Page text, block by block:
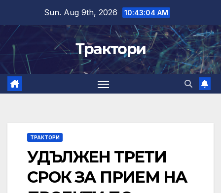
content
Sun. Aug 9th, 2026 10:43:05 AM
Трактори
ТРАКТОРИ
УДЪЛЖЕН ТРЕТИ
СРОК ЗА ПРИЕМ НА